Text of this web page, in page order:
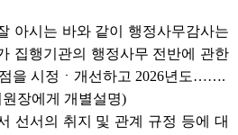
아시는 바와 같이 행정사무감사는
집행기관의 행정사무 전반에 관한
을 시정ㆍ개선하고 2026년도…….
장에게 개별설명)
선서의 취지 및 관계 규정 등에 대